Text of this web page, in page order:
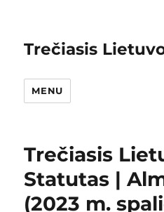
Trečiasis
MENU
Trečiasis
Statutas |
(2023 m.